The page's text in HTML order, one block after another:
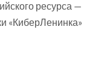
ресурса —
«КиберЛенинка»